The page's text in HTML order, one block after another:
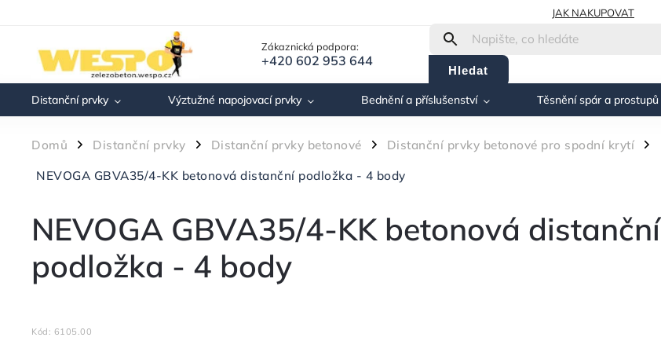
JAK NAKUPOVAT
Zákaznická podpora:
+420 602 953 644
Hledat
Distanční prvky Výztužné napojovací prvky Bednění a příslušenství Těsnění spár a prostupů
Domů / Distanční prvky / Distanční prvky betonové / Distanční prvky betonové pro spodní krytí
/
NEVOGA GBVA35/4-KK betonová distanční podložka - 4 body
NEVOGA GBVA35/4-KK betonová distanční
podložka - 4 body
Kód: 6105.00